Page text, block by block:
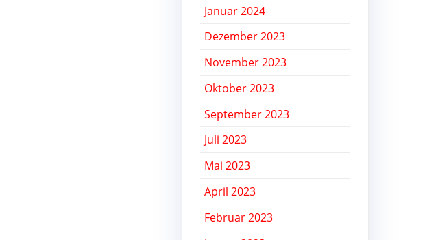
Januar 2024
Dezember 2023
November 2023
Oktober 2023
September 2023
Juli 2023
Mai 2023
April 2023
Februar 2023